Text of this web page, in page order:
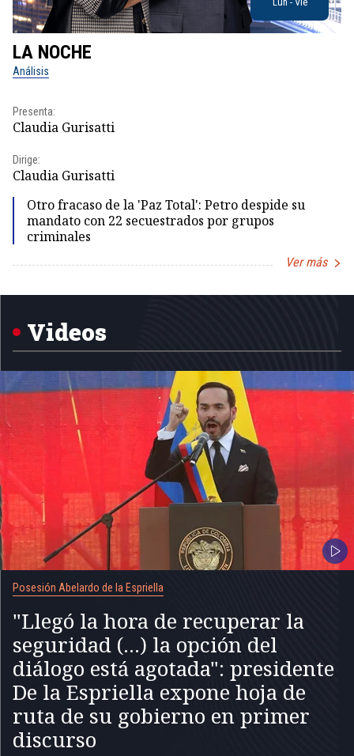
LA NOCHE
Análisis
Presenta:
Claudia Gurisatti
Dirige:
Claudia Gurisatti
Otro fracaso de la 'Paz Total': Petro despide su
mandato con 22 secuestrados por grupos
criminales
Ver más
1
Videos
Posesión Abelardo de la Espriella
"Llegó la hora de recuperar la
seguridad (...) la opción del
diálogo está agotada": presidente
De la Espriella expone hoja de
ruta de su gobierno en primer
discurso